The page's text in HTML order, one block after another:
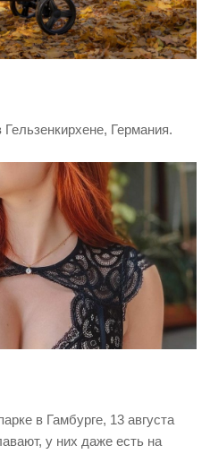
Германия.
в Гамбурге, 13 августа
у них даже есть на